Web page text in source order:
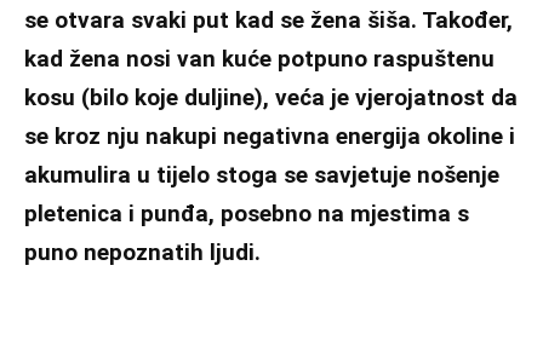
se otvara svaki put kad se žena šiša. Također,
kad žena nosi van kuće potpuno raspuštenu
kosu (bilo koje duljine), veća je vjerojatnost da
se kroz nju nakupi negativna energija okoline i
akumulira u tijelo stoga se savjetuje nošenje
pletenica i punđa, posebno na mjestima s
puno nepoznatih ljudi.